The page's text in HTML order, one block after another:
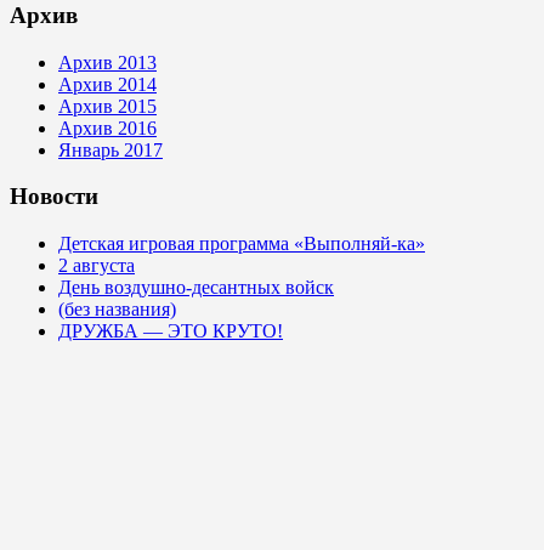
Архив
Архив 2013
Архив 2014
Архив 2015
Архив 2016
Январь 2017
Новости
Детская игровая программа «Выполняй-ка»
2 августа
День воздушно-десантных войск
(без названия)
ДРУЖБА — ЭТО КРУТО!